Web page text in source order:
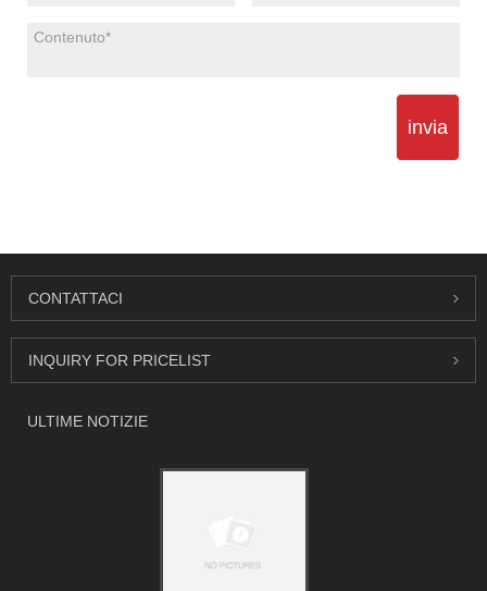
invia
CONTATTACI
INQUIRY FOR PRICELIST
ULTIME NOTIZIE